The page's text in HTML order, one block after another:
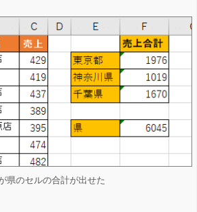
県のセルの合計が出せた